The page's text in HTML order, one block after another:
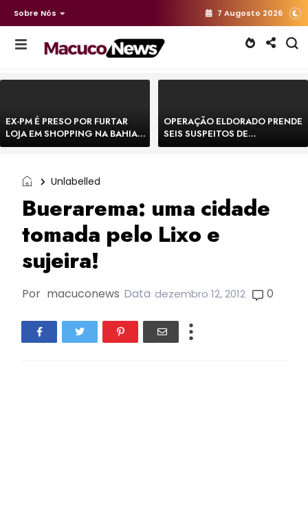
Sobre Nós 7 Augosto 2026
EX-PM É PRESO POR FURTAR
LOJA EM SHOPPING NA BAHIA E
ESCAPA CORRENDO DE
OPERAÇÃO ELDORADO PRENDE
SEIS SUSPEITOS DE
MOVIMENTAR R$ 25 MILHÕES
Unlabelled
Buerarema: uma cidade
tomada pelo Lixo e
sujeira!
Por macuconews Data dezembro 12, 2012 0